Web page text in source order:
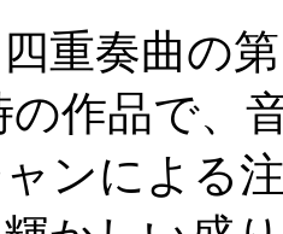
重奏曲の
の作品で、
ャンによる